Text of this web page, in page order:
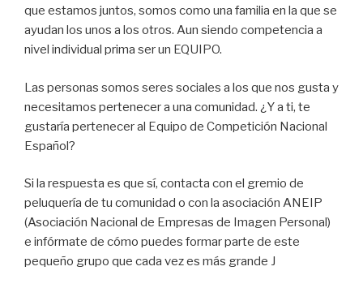
que estamos juntos, somos como una familia en la que se
ayudan los unos a los otros. Aun siendo competencia a
nivel individual prima ser un EQUIPO.
Las personas somos seres sociales a los que nos gusta y
necesitamos pertenecer a una comunidad. ¿Y a ti, te
gustaría pertenecer al Equipo de Competición Nacional
Español?
Si la respuesta es que sí, contacta con el gremio de
peluquería de tu comunidad o con la asociación ANEIP
(Asociación Nacional de Empresas de Imagen Personal)
e infórmate de cómo puedes formar parte de este
pequeño grupo que cada vez es más grande J